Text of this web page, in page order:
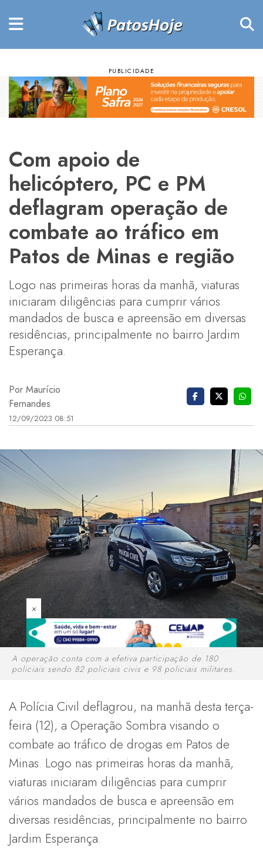
Com apoio de
helicóptero, PC e PM
deflagram operação de
combate ao tráfico em
Patos de Minas e região
Logo nas primeiras horas da manhã, viaturas
iniciaram diligências para cumprir vários
mandados de busca e apreensão em diversas
residências, principalmente no bairro Jardim
Esperança.
Por Maurício
Fernandes
12/09/2023 08:51
×
A operação conta com a efetiva participação de 180
policiais sendo 82 policiais civis e 98 policiais militares.
A Polícia Civil deflagrou, na manhã desta terça-
feira (12), a Operação Sombra visando o
combate ao tráfico de drogas em Patos de
Minas. Logo nas primeiras horas da manhã,
viaturas iniciaram diligências para cumprir
vários mandados de busca e apreensão em
diversas residências, principalmente no bairro
Jardim Esperança.